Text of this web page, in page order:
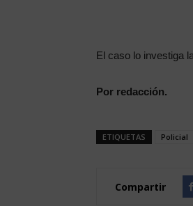
El caso lo investiga
Por redacción.
ETIQUETAS Policial
Compartir